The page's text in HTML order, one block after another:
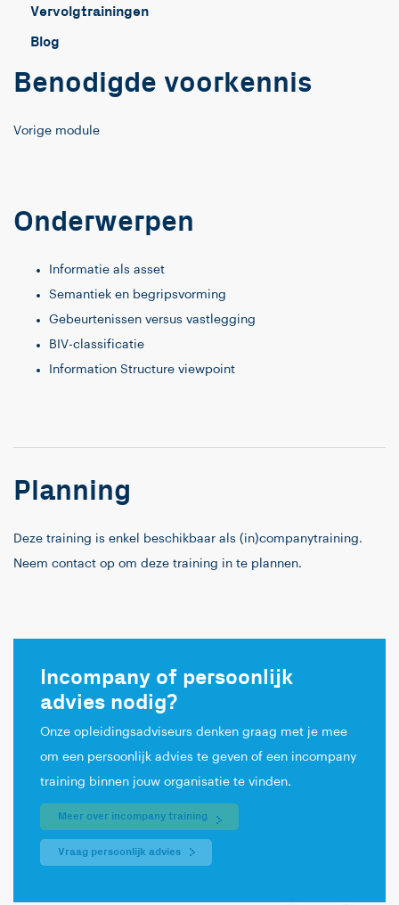
Vervolgtrainingen
Blog
Benodigde voorkennis
Vorige module
Onderwerpen
Informatie als asset
Semantiek en begripsvorming
Gebeurtenissen versus vastlegging
BIV-classificatie
Information Structure viewpoint
Planning
Deze training is enkel beschikbaar als (in)companytraining.
Neem contact op om deze training in te plannen.
Incompany of persoonlijk
advies nodig?
Onze opleidingsadviseurs denken graag met je mee
om een persoonlijk advies te geven of een incompany
training binnen jouw organisatie te vinden.
Meer over incompany training
Vraag persoonlijk advies